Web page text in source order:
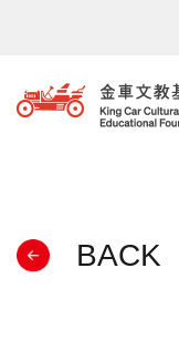
BACK